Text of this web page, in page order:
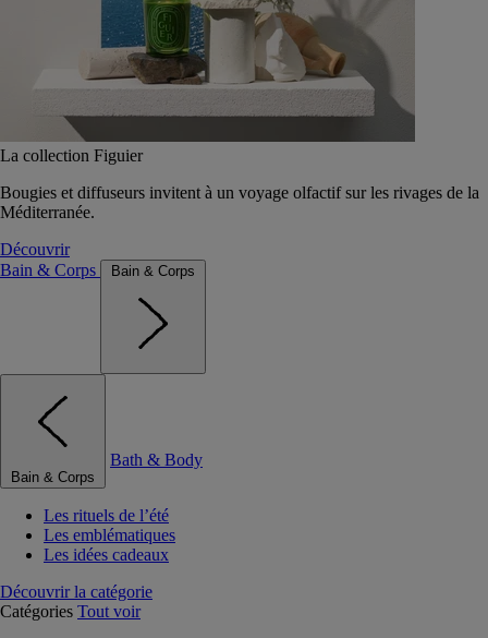
La collection Figuier
Bougies et diffuseurs invitent à un voyage olfactif sur les rivages de la
Méditerranée.
Découvrir
Bain & Corps
Bain & Corps
Bain & Corps
Bath & Body
Les rituels de l’été
Les emblématiques
Les idées cadeaux
Découvrir la catégorie
Catégories Tout voir